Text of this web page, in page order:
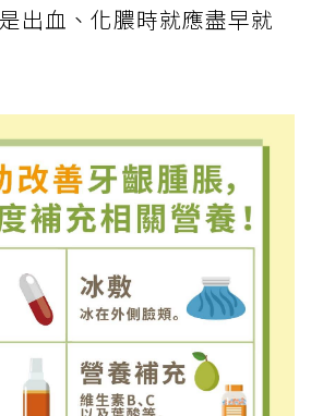
出血、化膿時就應盡早就